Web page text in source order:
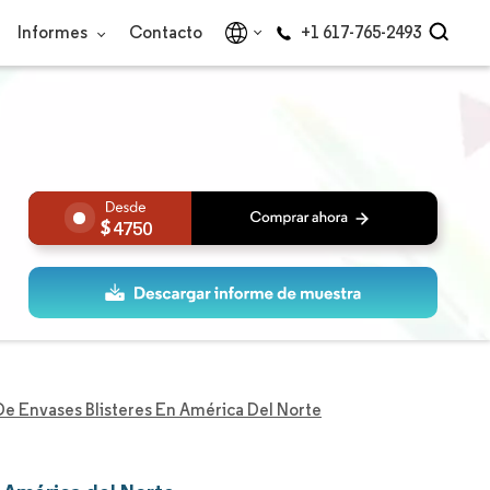
Informes Contacto +1 617-765-2493
4750
Envases Blisteres En América Del Norte